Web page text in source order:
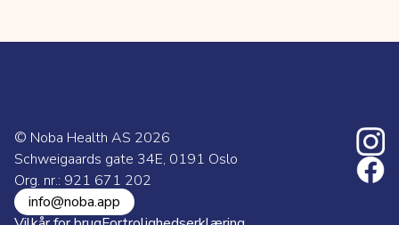
© Noba Health AS 2026
Schweigaards gate 34E, 0191 Oslo
Org. nr.: 921 671 202
info@noba.app